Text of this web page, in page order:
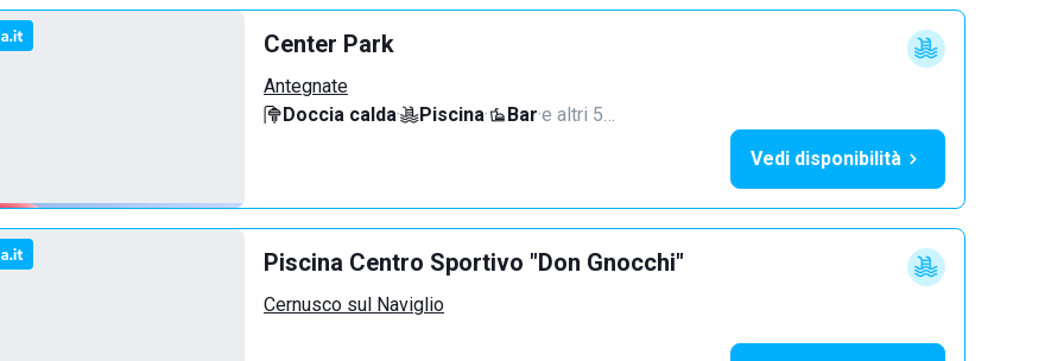
Center Park
Antegnate
Doccia calda· Piscina· Bar·e altri 5…
Vedi disponibilità
Piscina Centro Sportivo "Don Gnocchi"
Cernusco sul Naviglio